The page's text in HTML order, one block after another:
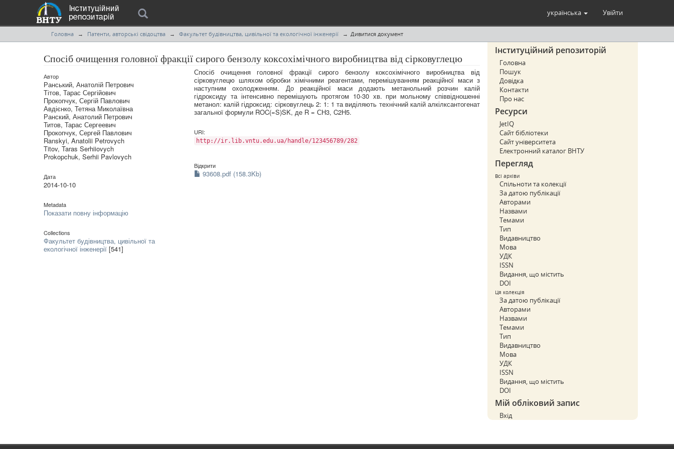
українська Увійти
Головна Патенти, авторські свідоцтва Факультет будівництва, цивільної та екологічної інженерії Дивитися документ
Спосіб очищення головної фракції сирого бензолу коксохімічного виробництва від сірковуглецю
Автор
Ранський, Анатолій Петрович
Тітов, Тарас Сергійович
Прокопчук, Сергій Павлович
Авдієнко, Тетяна Миколаївна
Ранский, Анатолий Петрович
Титов, Тарас Сергеевич
Прокопчук, Сергей Павлович
Ranskyi, Anatolii Petrovych
Titov, Taras Serhiiovych
Prokopchuk, Serhii Pavlovych
Дата
2014-10-10
Metadata
Показати повну інформацію
Collections
Факультет будівництва, цивільної та
екологічної інженерії [541]
Спосіб очищення головної фракції сирого бензолу коксохімічного виробництва від
сірковуглецю шляхом обробки хімічними реагентами, перемішуванням реакційної маси з
наступним охолодженням. До реакційної маси додають метанольний розчин калій
гідроксиду та інтенсивно перемішують протягом 10-30 хв. при мольному співвідношенні
метанол: калій гідроксид: сірковуглець 2: 1: 1 та виділяють технічний калій алкілксантогенат
загальної формули ROC(=S)SK, де R = СН3, C2H5.
URI:
http://ir.lib.vntu.edu.ua/handle/123456789/282
Відкрити
93608.pdf (158.3Kb)
Інституційний репозиторій
Головна
Пошук
Довідка
Контакти
Про нас
Ресурси
JetIQ
Сайт бібліотеки
Сайт університета
Електронний каталог ВНТУ
Перегляд
Всі архіви
Спільноти та колекції
За датою публікації
Авторами
Назвами
Темами
Тип
Видавництво
Мова
УДК
ISSN
Видання, що містить
DOI
Ця колекція
За датою публікації
Авторами
Назвами
Темами
Тип
Видавництво
Мова
УДК
ISSN
Видання, що містить
DOI
Мій обліковий запис
Вхід